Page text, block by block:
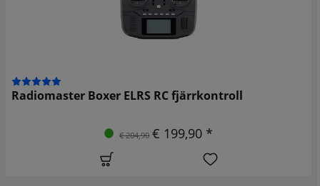
Radiomaster Boxer ELRS RC fjärrkontroll
€ 204,90 € 199,90 *